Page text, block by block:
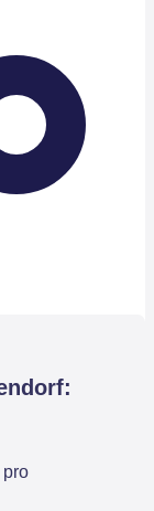
pro